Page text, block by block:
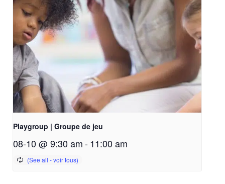
Playgroup | Groupe de jeu
08-10 @ 9:30 am-11:00 am